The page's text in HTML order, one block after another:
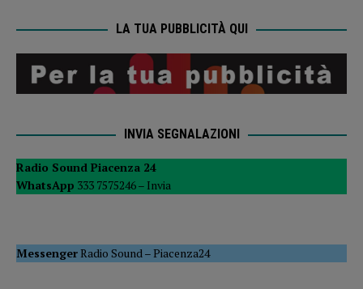
LA TUA PUBBLICITÀ QUI
INVIA SEGNALAZIONI
Radio Sound Piacenza 24
WhatsApp 333 7575246 – Invia
MessengerRadio Sound–Piacenza24